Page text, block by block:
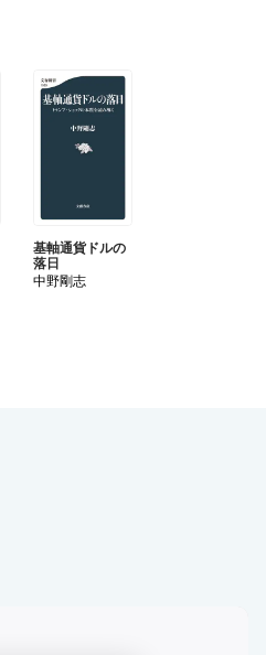
基軸通貨ドルの
落日
中野剛志